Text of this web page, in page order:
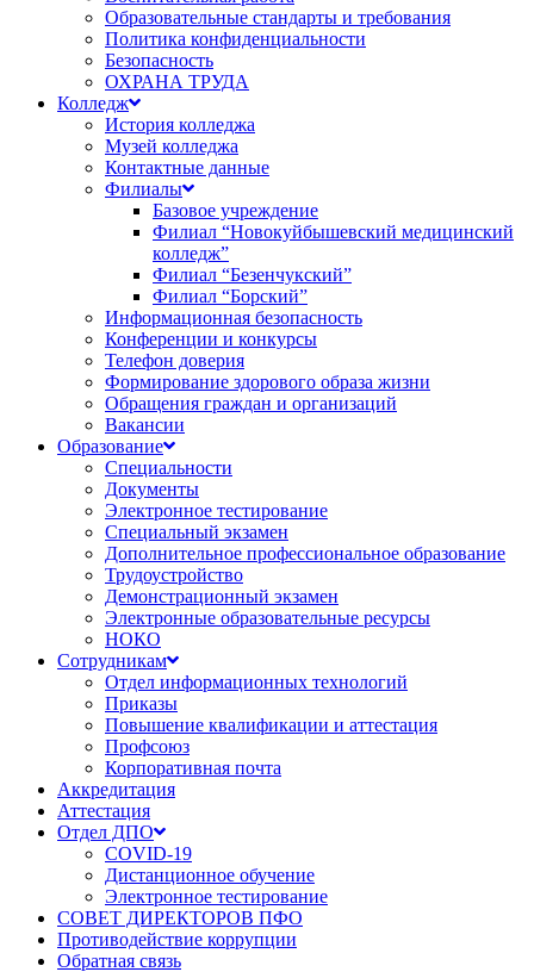
Образовательные стандарты и требования
Политика конфиденциальности
Безопасность
ОХРАНА ТРУДА
Колледж
История колледжа
Музей колледжа
Контактные данные
Филиалы
Базовое учреждение
Филиал “Новокуйбышевский медицинский
колледж”
Филиал “Безенчукский”
Филиал “Борский”
Информационная безопасность
Конференции и конкурсы
Телефон доверия
Формирование здорового образа жизни
Обращения граждан и организаций
Вакансии
Образование
Специальности
Документы
Электронное тестирование
Специальный экзамен
Дополнительное профессиональное образование
Трудоустройство
Демонстрационный экзамен
Электронные образовательные ресурсы
НОКО
Сотрудникам
Отдел информационных технологий
Приказы
Повышение квалификации и аттестация
Профсоюз
Корпоративная почта
Аккредитация
Аттестация
Отдел ДПО
COVID-19
Дистанционное обучение
Электронное тестирование
СОВЕТ ДИРЕКТОРОВ ПФО
Противодействие коррупции
Обратная связь